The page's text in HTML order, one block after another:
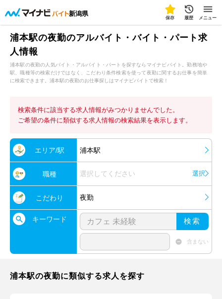
新潟県
保存 履歴 メニュー
浦本駅の夜勤のアルバイト・バイト・パート求
人情報
浦本駅の夜勤の人気バイト・アルバイト・パートを探すならマイナビバイト。勤務地や
駅、職種等の検索だけではなく、こだわり条件検索を使って夜勤に関するお仕事を簡単
に検索できます。浦本駅の夜勤のお仕事探しはマイナビバイトで検索！
検索条件に該当する求人情報がみつかりませんでした。
ご希望の条件に類似する求人情報の検索結果を表示します。
エリア/駅 浦本駅
職種 選択してください 選択
こだわり 夜勤
キーワード 検索
含まない
浦本駅の夜勤に類似する求人を探す